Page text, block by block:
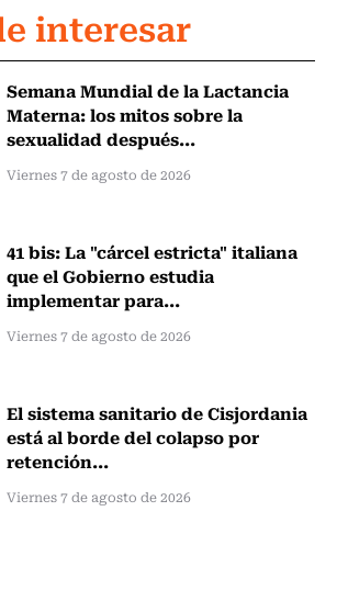
interesar
Semana Mundial de la Lactancia
Materna: los mitos sobre la
sexualidad después...
Viernes 7 de agosto de 2026
41 bis: La "cárcel estricta" italiana
que el Gobierno estudia
implementar para...
Viernes 7 de agosto de 2026
El sistema sanitario de Cisjordania
está al borde del colapso por
retención...
Viernes 7 de agosto de 2026